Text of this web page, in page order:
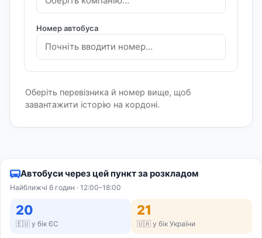
Номер автобуса
Оберіть перевізника й номер вище, щоб
завантажити історію на кордоні.
Автобуси через цей пункт за розкладом
Найближчі 6 годин · 12:00–18:00
20
🇪🇺 у бік ЄС
21
🇺🇦 у бік України